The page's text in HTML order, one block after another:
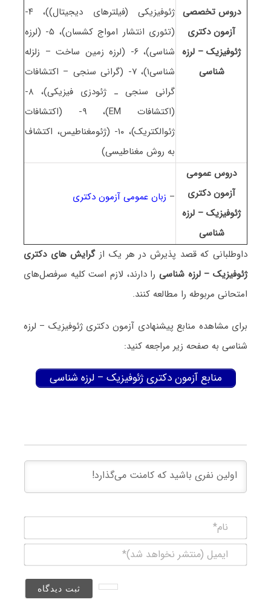
دروس تخصصی
آزمون دکتری
ژﺋﻮﻓﻴﺰیک – لرزه
شناسی
ژئوفیزیکی (فیلترهای دیجیتال))، ۴-
(تئوری انتشار امواج کشسان)، ۵- (لرزه
شناسی)، ۶- (لرزه زمین ساخت – زلزله
شناسی۱)، ۷- (گرانی سنجی – اکتشافات
گرانی سنجی ـ ژئودزی فیزیکی)، ۸-
(اﻛﺘﺸﺎﻓﺎت EM)، ۹- (اﻛﺘﺸﺎﻓﺎت
ژﺋﻮاﻟﻜﺘﺮیک)، ۱۰- (ژﺋﻮﻣﻐﻨﺎﻃﻴﺲ، اﻛﺘﺸﺎف
ﺑﻪ روش ﻣﻐﻨﺎطیسی)
دروس عمومی
آزمون دکتری
ژﺋﻮﻓﻴﺰیک – لرزه
شناسی
– زبان عمومی آزمون دکتری
داوطلبانی که قصد پذیرش در هر یک از گرایش های دکتری
ژﺋﻮﻓﻴﺰیک – لرزه شناسیرا دارند، لازم است کلیه سرفصل‌های
امتحانی مربوطه را مطالعه کنند.
برای مشاهده منابع پیشنهادی آزمون دکتری ژﺋﻮﻓﻴﺰیک – لرزه
شناسی به صفحه زیر مراجعه کنید:
منابع آزمون دکتری ژﺋﻮﻓﻴﺰیک – لرزه شناسی
(منتشر